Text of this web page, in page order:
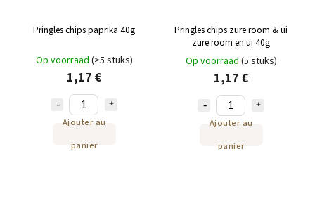
Pringles chips paprika 40g
Op voorraad (>5 stuks)
1,17 €
Ajouter au
panier
Pringles chips zure room & ui
zure room en ui 40g
Op voorraad (5 stuks)
1,17 €
Ajouter au
panier